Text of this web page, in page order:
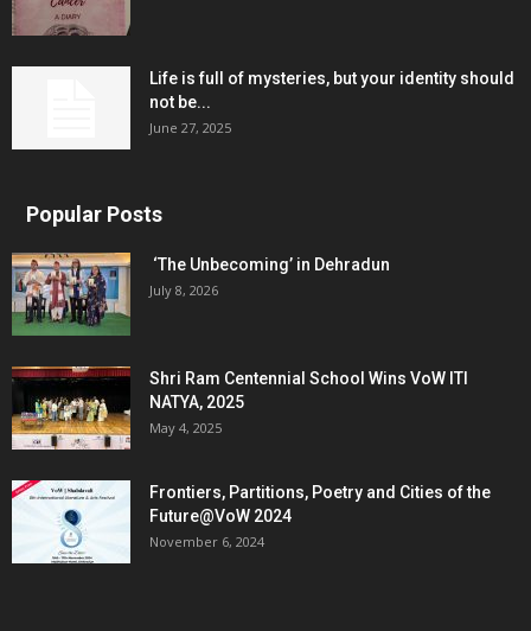
Life is full of mysteries, but your identity should
not be...
June 27, 2025
Popular Posts
‘The Unbecoming’ in Dehradun
July 8, 2026
Shri Ram Centennial School Wins VoW ITI
NATYA, 2025
May 4, 2025
Frontiers, Partitions, Poetry and Cities of the
Future@VoW 2024
November 6, 2024